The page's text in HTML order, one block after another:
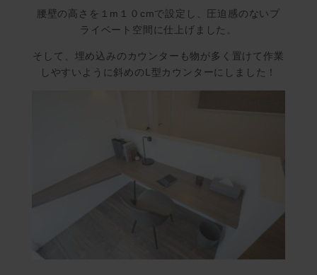
腰壁の高さを１m１０cmで設定し、圧迫感のないプ
ライベート空間に仕上げました。
そして、埋め込みのカウンターも物が多く置けて作業
しやすいように斜めのL型カウンターにしました！